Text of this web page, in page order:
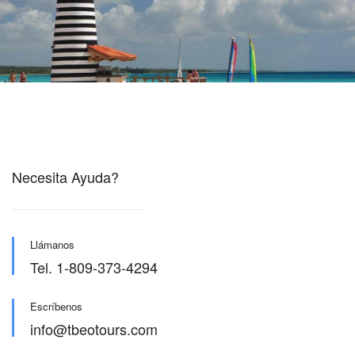
Necesita Ayuda?
Llámanos
Tel. 1-809-373-4294
Escríbenos
info@tbeotours.com